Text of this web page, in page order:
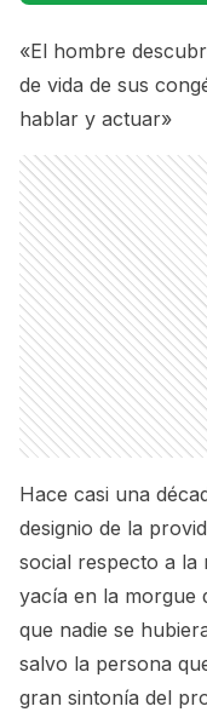
«El hombre
de vida de sus
hablar y actuar»
Hace casi una
designio de la
social respecto a la
yacía en la morgue
que nadie se
salvo la persona
gran sintonía del